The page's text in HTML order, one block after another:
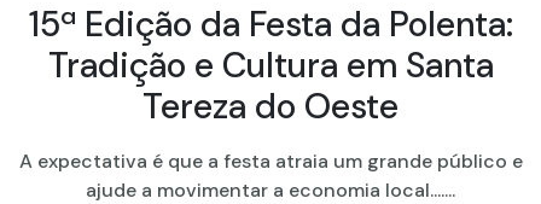
15ª Edição da Festa da Polenta:
Tradição e Cultura em Santa
Tereza do Oeste
A expectativa é que a festa atraia um grande público e
ajude a movimentar a economia local.......